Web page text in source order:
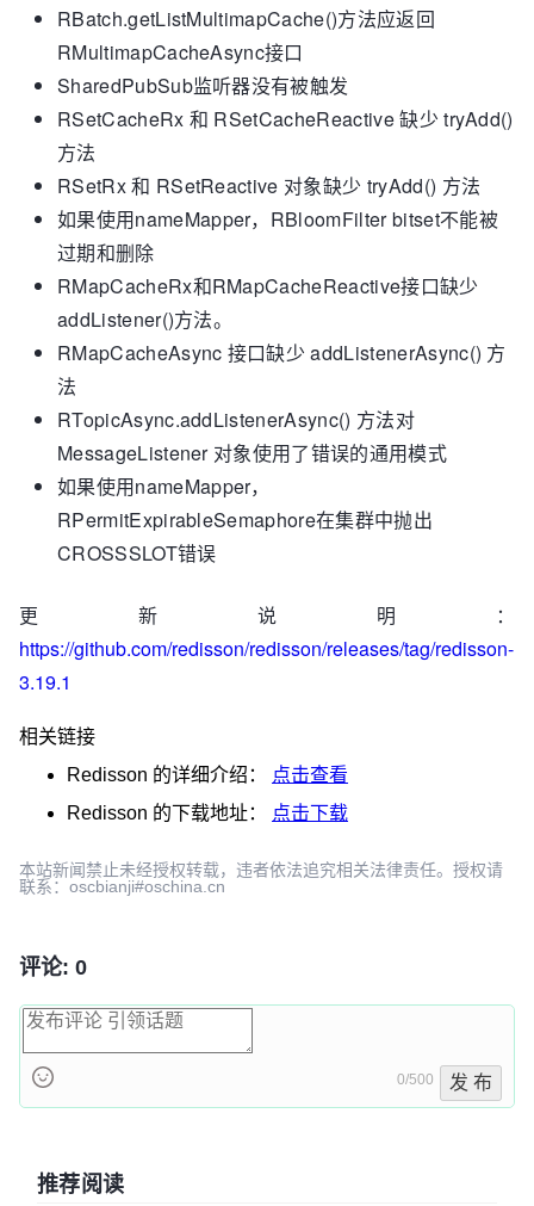
RBatch.getListMultimapCache()方法应返回
RMultimapCacheAsync接口
SharedPubSub监听器没有被触发
RSetCacheRx 和 RSetCacheReactive 缺少 tryAdd()
方法
RSetRx 和 RSetReactive 对象缺少 tryAdd() 方法
如果使用nameMapper，RBloomFilter bitset不能被
过期和删除
RMapCacheRx和RMapCacheReactive接口缺少
addListener()方法。
RMapCacheAsync 接口缺少 addListenerAsync() 方
法
RTopicAsync.addListenerAsync() 方法对
MessageListener 对象使用了错误的通用模式
如果使用nameMapper，
RPermitExpirableSemaphore在集群中抛出
CROSSSLOT错误
更新说明：
https://github.com/redisson/redisson/releases/tag/redisson-
3.19.1
相关链接
Redisson 的详细介绍：
点击查看
Redisson 的下载地址： 点击下载
本站新闻禁止未经授权转载，违者依法追究相关法律责任。授权请
联系：oscbianji#oschina.cn
评论: 0
0/500 发 布
推荐阅读